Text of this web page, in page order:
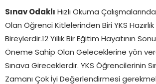
Sınav Odaklı
Hızlı Okuma
Olan Öğrenci Kitlelerinden Biri YKS
Bireylerdir.12 Yıllık Bir Eğitim Hayatının
Öneme Sahip Olan Geleceklerine yön
Sınava Gireceklerdir. YKS Öğrencilerinin
Zamanı Çok İyi Değerlendirmesi